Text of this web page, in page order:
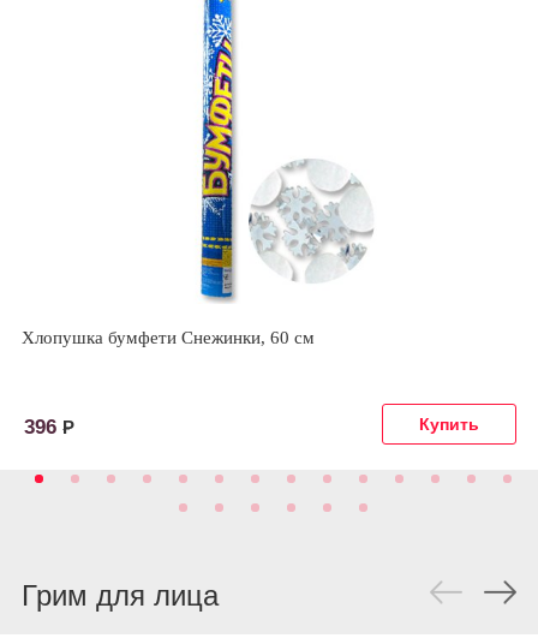
Хлопушка бумфети Снежинки, 60 см
396 Р
Грим для лица